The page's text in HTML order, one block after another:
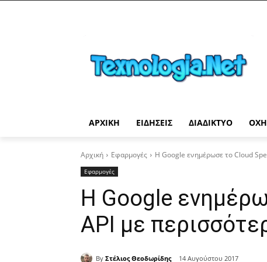
ΑΡΧΙΚΉ ΕΙΔΉΣΕΙΣ ΔΙΑΔΊΚΤΥΟ
Αρχική Εφαρμογές Η Google ενημέρωσε το Cloud
Εφαρμογές
Η Google
API με
By Στέλιος Θεοδωρίδης 14 Αυγούστου 2017